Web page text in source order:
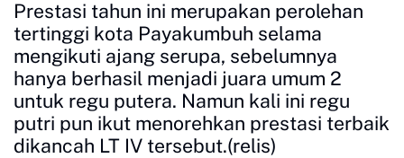
Prestasi tahun ini merupakan perolehan
tertinggi kota Payakumbuh selama
mengikuti ajang serupa, sebelumnya
hanya berhasil menjadi juara umum 2
untuk regu putera. Namun kali ini regu
putri pun ikut menorehkan prestasi terbaik
dikancah LT IV tersebut.(relis)